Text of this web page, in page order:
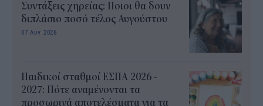
Συντάξεις χηρείας: Ποιοι θα δουν
διπλάσιο ποσό τέλος Αυγούστου
07 Αυγ 2026
Παιδικοί σταθμοί ΕΣΠΑ 2026 -
2027: Πότε αναμένονται τα
προσωρινά αποτελέσματα για τα